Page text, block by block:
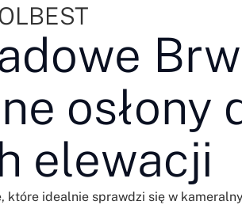
osłony
elewacji
które idealnie sprawdzi się w